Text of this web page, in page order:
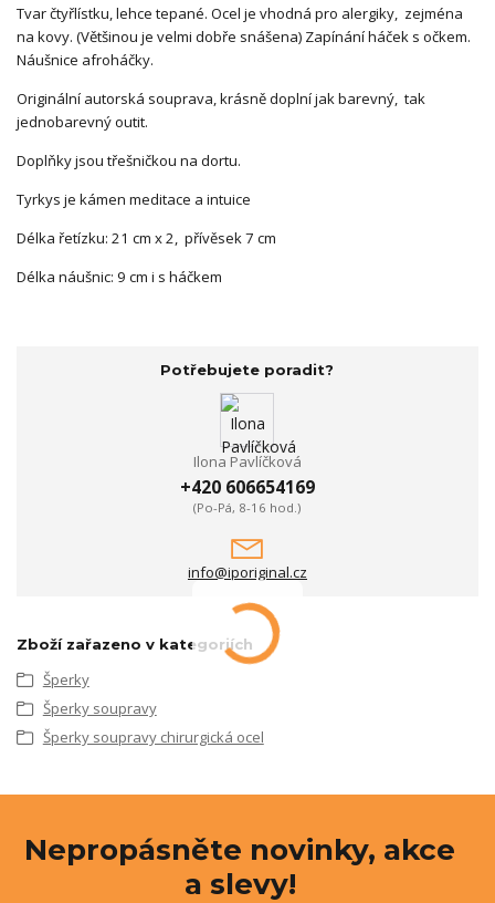
Tvar čtyřlístku, lehce tepané. Ocel je vhodná pro alergiky, zejména
na kovy. (Většinou je velmi dobře snášena) Zapínání háček s očkem.
Náušnice afroháčky.
Originální autorská souprava, krásně doplní jak barevný, tak
jednobarevný outit.
Doplňky jsou třešničkou na dortu.
Tyrkys je kámen meditace a intuice
Délka řetízku: 21 cm x 2, přívěsek 7 cm
Délka náušnic: 9 cm i s háčkem
Potřebujete poradit?
Ilona Pavlíčková
+420 606654169
(Po-Pá, 8-16 hod.)
info@iporiginal.cz
Zboží zařazeno v kategoriích
Šperky
Šperky soupravy
Šperky soupravy chirurgická ocel
Nepropásněte novinky, akce
a slevy!